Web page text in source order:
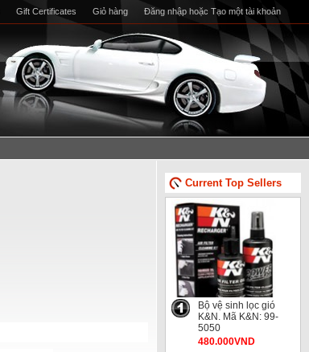
Gift Certificates Giỏ hàng Đăng nhập hoặc Tạo một tài khoản
Current Top Sellers
Bộ vệ sinh lọc gió
K&N. Mã K&N: 99-
5050
480.000VND